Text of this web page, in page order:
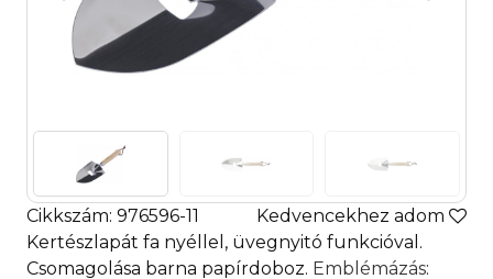
Cikkszám: 976596-11
Kedvencekhez adom
Kertészlapát fa nyéllel, üvegnyitó funkcióval.
Csomagolása barna papírdoboz. Emblémázás: